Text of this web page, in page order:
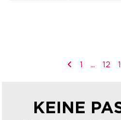
1 ... 12
KEINE